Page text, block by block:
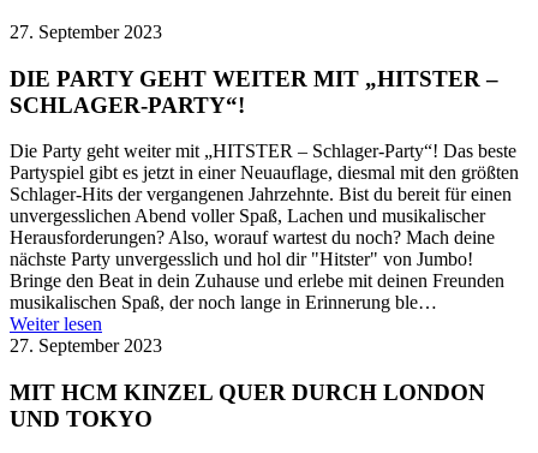
27. September 2023
DIE PARTY GEHT WEITER MIT „HITSTER –
SCHLAGER-PARTY“!
Die Party geht weiter mit „HITSTER – Schlager-Party“! Das beste
Partyspiel gibt es jetzt in einer Neuauflage, diesmal mit den größten
Schlager-Hits der vergangenen Jahrzehnte. Bist du bereit für einen
unvergesslichen Abend voller Spaß, Lachen und musikalischer
Herausforderungen? Also, worauf wartest du noch? Mach deine
nächste Party unvergesslich und hol dir "Hitster" von Jumbo!
Bringe den Beat in dein Zuhause und erlebe mit deinen Freunden
musikalischen Spaß, der noch lange in Erinnerung ble…
Weiter lesen
27. September 2023
MIT HCM KINZEL QUER DURCH LONDON
UND TOKYO